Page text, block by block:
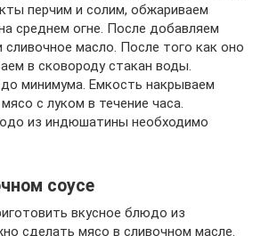
перчим и солим, обжариваем
среднем огне. После добавляем
масло. После того как оно
в сковороду стакан воды.
минимума. Емкость накрываем
с луком в течение часа.
из индюшатины необходимо
соусе
вкусное блюдо из
сделать мясо в сливочном масле.